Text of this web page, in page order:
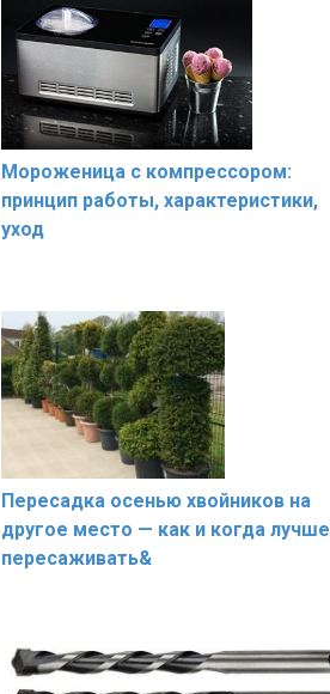
Мороженица с компрессором:
принцип работы, характеристики,
уход
Пересадка осенью хвойников на
другое место — как и когда лучше
пересаживать&